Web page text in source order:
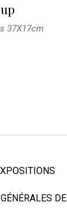
37X17cm